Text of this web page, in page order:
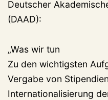
Deutscher
(DAAD):
„Was wir tun
Zu den wichtigsten
Vergabe von
Internationalisierung